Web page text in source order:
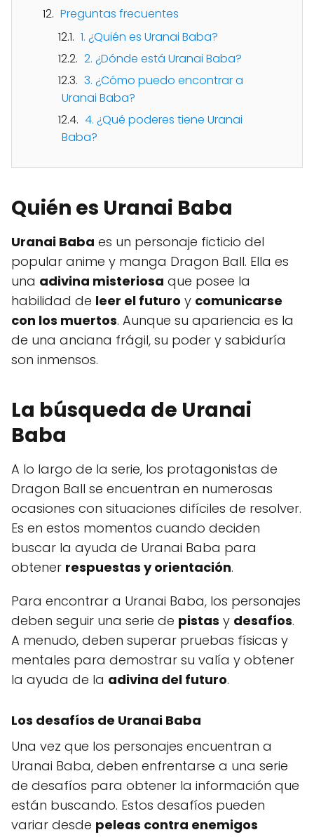
Preguntas frecuentes
1. ¿Quién es Uranai Baba?
2. ¿Dónde está Uranai Baba?
3. ¿Cómo puedo encontrar a
Uranai Baba?
4. ¿Qué poderes tiene Uranai
Baba?
Quién es Uranai Baba
Uranai Baba es un personaje ficticio del
popular anime y manga Dragon Ball. Ella es
una adivina misteriosa que posee la
habilidad de leer el futuro y comunicarse
con los muertos. Aunque su apariencia es la
de una anciana frágil, su poder y sabiduría
son inmensos.
La búsqueda de Uranai
Baba
A lo largo de la serie, los protagonistas de
Dragon Ball se encuentran en numerosas
ocasiones con situaciones difíciles de resolver.
Es en estos momentos cuando deciden
buscar la ayuda de Uranai Baba para
obtener respuestas y orientación.
Para encontrar a Uranai Baba, los personajes
deben seguir una serie de pistas y desafíos.
A menudo, deben superar pruebas físicas y
mentales para demostrar su valía y obtener
la ayuda de la adivina del futuro.
Los desafíos de Uranai Baba
Una vez que los personajes encuentran a
Uranai Baba, deben enfrentarse a una serie
de desafíos para obtener la información que
están buscando. Estos desafíos pueden
variar desde peleas contra enemigos